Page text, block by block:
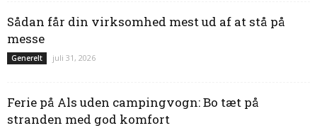
Sådan får din virksomhed mest ud af at stå på
messe
Generelt juli 31, 2026
Ferie på Als uden campingvogn: Bo tæt på
stranden med god komfort